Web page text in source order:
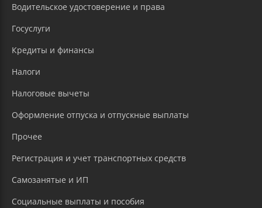
Водительское удостоверение и права
Госуслуги
Кредиты и финансы
Налоги
Налоговые вычеты
Оформление отпуска и отпускные выплаты
Прочее
Регистрация и учет транспортных средств
Самозанятые и ИП
Социальные выплаты и пособия